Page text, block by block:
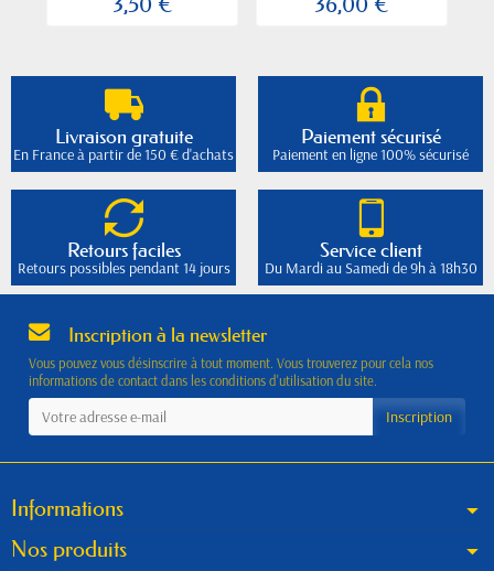
Livraison gratuite
En France à partir de 150 € d'achats
Paiement sécurisé
Paiement en ligne 100% sécurisé
Retours faciles
Retours possibles pendant 14 jours
Service client
Du Mardi au Samedi de 9h à 18h30
Inscription à la newsletter
Vous pouvez vous désinscrire à tout moment. Vous trouverez pour cela nos
informations de contact dans les conditions d'utilisation du site.
Informations
Nos produits